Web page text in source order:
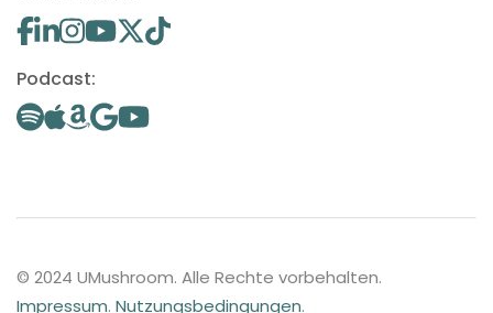
Podcast:
© 2024 UMushroom. Alle Rechte vorbehalten.
Impressum. Nutzungsbedingungen.